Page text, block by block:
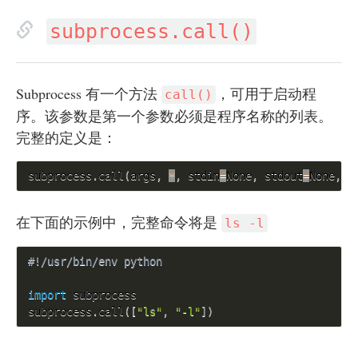
subprocess.call()
Subprocess 有一个方法 call()
，可用于启动程
序。该参数是第一个参数必须是程序名称的列表。
完整的定义是：
subprocess . call (args , * , stdin=None, stdout=None,
在下面的示例中，完整命令将是 ls -l
#!/usr/bin/env python
import subprocess
subprocess . call ( [ "ls" , "-l"] )